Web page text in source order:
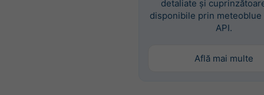
detaliate și
disponibile prin meteoblue
API.
Află mai multe